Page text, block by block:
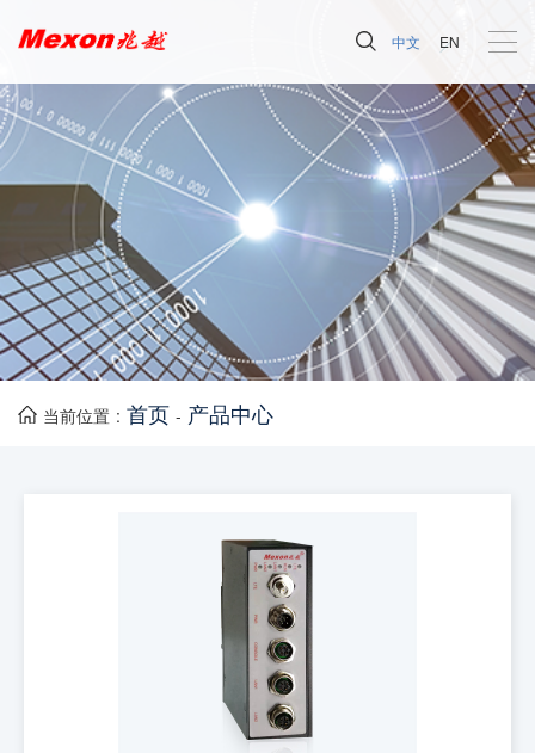
中文 EN
当前位置 : 首页 - 产品中心